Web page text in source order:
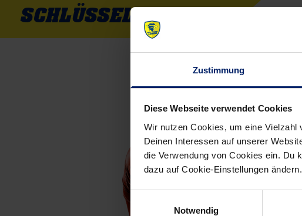
Zustimmung
Diese Webseite verwendet Cookies
Wir nutzen Cookies, um eine
Deinen Interessen auf unserer
die Verwendung von Cookies ein. Du
dazu auf Cookie-Einstellungen
Notwendig
SCHLÜSSELSPIELER